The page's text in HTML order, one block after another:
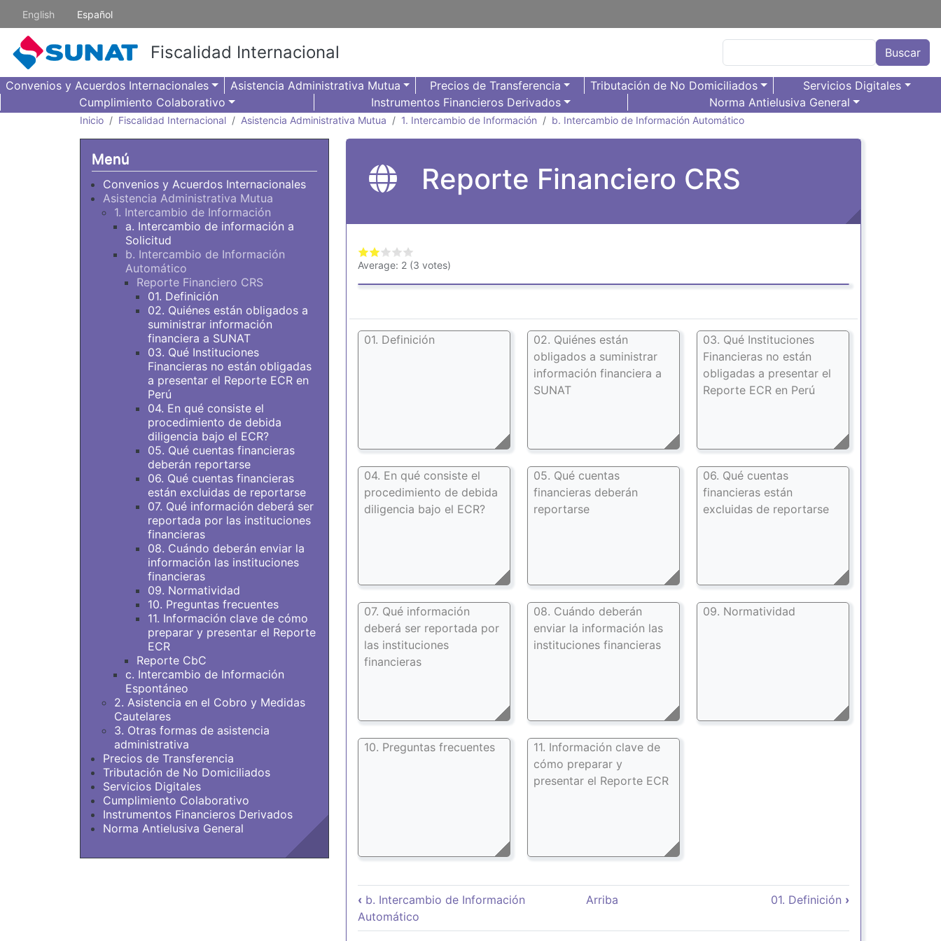
Pasar al contenido principal
English Español
Fiscalidad Internacional Buscar
Convenios y Acuerdos Internacionales Asistencia Administrativa Mutua Precios de Transferencia Tributación de No Domiciliados
Servicios Digitales
Cumplimiento Colaborativo
Instrumentos Financieros Derivados Norma Antielusiva General
Inicio Fiscalidad Internacional Asistencia Administrativa Mutua 1. Intercambio de Información b. Intercambio de Información Automático
Reporte Financiero CRS
Average: 2 (3 votes)
01. Definición
02. Quiénes están
obligados a suministrar
información financiera a
SUNAT
03. Qué Instituciones
Financieras no están
obligadas a presentar el
Reporte ECR en Perú
04. En qué consiste el
procedimiento de debida
diligencia bajo el ECR?
05. Qué cuentas
financieras deberán
reportarse
06. Qué cuentas
financieras están
excluidas de reportarse
07. Qué información
deberá ser reportada por
las instituciones
financieras
08. Cuándo deberán
enviar la información las
instituciones financieras
09. Normatividad
10. Preguntas frecuentes
11. Información clave de
cómo preparar y
presentar el Reporte ECR
Enlaces transversales de Book para Reporte
‹ b. Intercambio de Información
Automático
Arriba 01. Definición ›
Menú
Convenios y Acuerdos Internacionales
Asistencia Administrativa Mutua
1. Intercambio de Información
a. Intercambio de información a
Solicitud
b. Intercambio de Información
Automático
Reporte Financiero CRS
01. Definición
02. Quiénes están obligados a
suministrar información
financiera a SUNAT
03. Qué Instituciones
Financieras no están obligadas
a presentar el Reporte ECR en
Perú
04. En qué consiste el
procedimiento de debida
diligencia bajo el ECR?
05. Qué cuentas financieras
deberán reportarse
06. Qué cuentas financieras
están excluidas de reportarse
07. Qué información deberá ser
reportada por las instituciones
financieras
08. Cuándo deberán enviar la
información las instituciones
financieras
09. Normatividad
10. Preguntas frecuentes
11. Información clave de cómo
preparar y presentar el Reporte
ECR
Reporte CbC
c. Intercambio de Información
Espontáneo
2. Asistencia en el Cobro y Medidas
Cautelares
3. Otras formas de asistencia
administrativa
Precios de Transferencia
Tributación de No Domiciliados
Servicios Digitales
Cumplimiento Colaborativo
Instrumentos Financieros Derivados
Norma Antielusiva General